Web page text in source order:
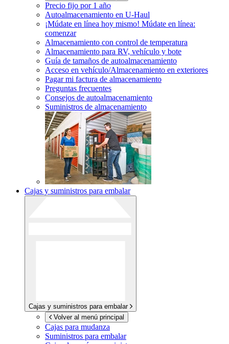
Precio fijo por 1 año
Autoalmacenamiento en U-Haul
¡Múdate en línea hoy mismo! Múdate en línea:
comenzar
Almacenamiento con control de temperatura
Almacenamiento para RV, vehículo y bote
Guía de tamaños de autoalmacenamiento
Acceso en vehículo/Almacenamiento en exteriores
Pagar mi factura de almacenamiento
Preguntas frecuentes
Consejos de autoalmacenamiento
Suministros de almacenamiento
Cajas y suministros para embalar
Cajas y suministros para embalar
Volver al menú principal
Cajas para mudanza
Suministros para embalar